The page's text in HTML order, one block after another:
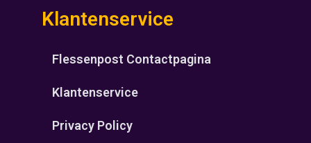
Klantenservice
Flessenpost Contactpagina
Klantenservice
Privacy Policy